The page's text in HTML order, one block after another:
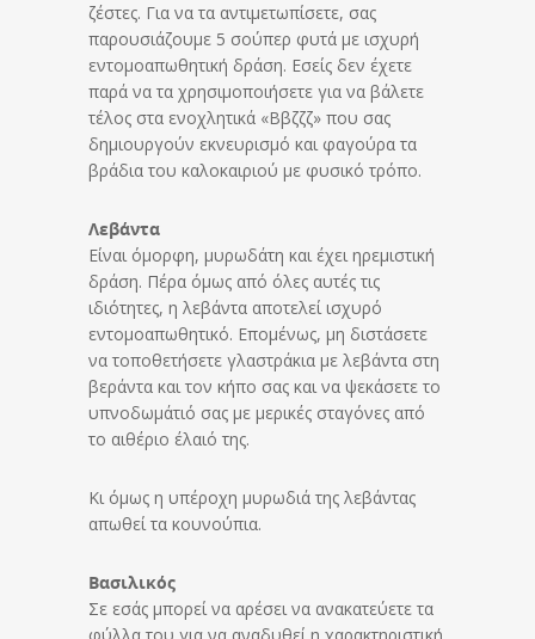
ζέστες. Για να τα αντιμετωπίσετε, σας
παρουσιάζουμε 5 σούπερ φυτά με ισχυρή
εντομοαπωθητική δράση. Εσείς δεν έχετε
παρά να τα χρησιμοποιήσετε για να βάλετε
τέλος στα ενοχλητικά «Ββζζζ» που σας
δημιουργούν εκνευρισμό και φαγούρα τα
βράδια του καλοκαιριού με φυσικό τρόπο.
Λεβάντα
Είναι όμορφη, μυρωδάτη και έχει ηρεμιστική
δράση. Πέρα όμως από όλες αυτές τις
ιδιότητες, η λεβάντα αποτελεί ισχυρό
εντομοαπωθητικό. Επομένως, μη διστάσετε
να τοποθετήσετε γλαστράκια με λεβάντα στη
βεράντα και τον κήπο σας και να ψεκάσετε το
υπνοδωμάτιό σας με μερικές σταγόνες από
το αιθέριο έλαιό της.
Κι όμως η υπέροχη μυρωδιά της λεβάντας
απωθεί τα κουνούπια.
Βασιλικός
Σε εσάς μπορεί να αρέσει να ανακατεύετε τα